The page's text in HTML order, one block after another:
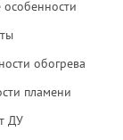
обогрева
пламени
ДУ